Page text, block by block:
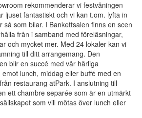
rekommenderar vi festvåningen
ljuset fantastiskt och vi kan t.om. lyfta in
så som bilar. I Bankettsalen finns en scen
från i samband med föreläsningar,
och mycket mer. Med 24 lokaler kan vi
till ditt arrangemang. Den
blir en succé med vår härliga
lunch, middag eller buffé med en
restaurang atPark. I anslutning till
ett chambre separée som är en utmärkt
som vill mötas över lunch eller